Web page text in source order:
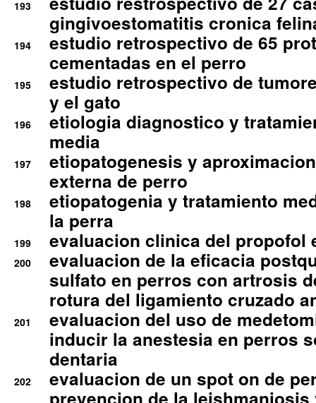
193
gingivoestomatitis cronica
194
estudio retrospectivo de 65
cementadas en el perro
195
estudio retrospectivo de
y el gato
196
etiologia diagnostico y
media
197
etiopatogenesis y
externa de perro
198
etiopatogenia y tratamiento
la perra
199 evaluacion clinica del propofol
200
evaluacion de la eficacia
sulfato en perros con artrosis
rotura del ligamiento cruzado
201
evaluacion del uso de
inducir la anestesia en perros
dentaria
202
evaluacion de un spot on de
prevencion de la